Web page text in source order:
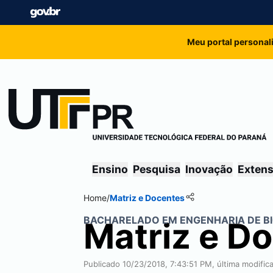
Meu portal
Ensino Pesquisa Inovação
Home/Matriz e Docentes
BACHARELADO EM ENGENHARIA DE
Matriz e
Publicado 10/23/2018, 7:43:51 PM, última